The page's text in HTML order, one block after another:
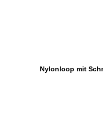
Nylonloop mit